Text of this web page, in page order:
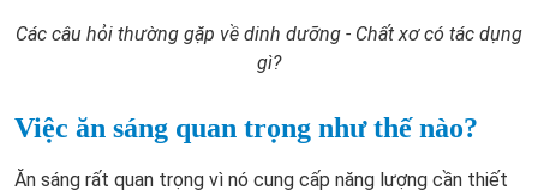
Các câu hỏi thường gặp về dinh dưỡng - Chất xơ có tác dụng
gì?
Việc ăn sáng quan trọng như thế nào?
Ăn sáng rất quan trọng vì nó cung cấp năng lượng cần thiết